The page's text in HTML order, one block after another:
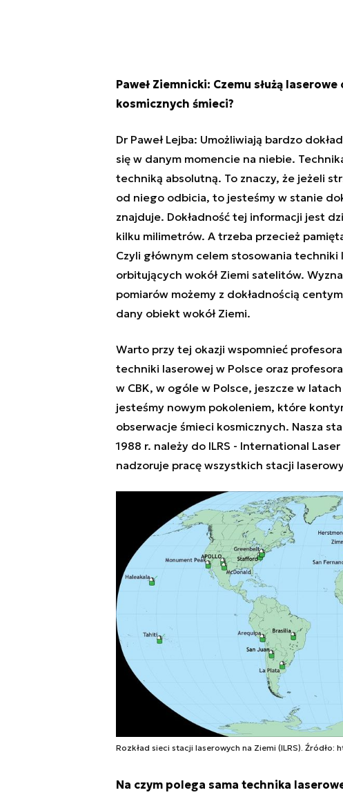
Paweł Ziemnicki: Czemu służą
kosmicznych śmieci?
Dr Paweł Lejba: Umożliwiają bardzo
się w danym momencie na niebie.
techniką absolutną. To znaczy, że jeżeli
od niego odbicia, to jesteśmy w stanie
znajduje. Dokładność tej informacji jest
kilku milimetrów. A trzeba przecież
Czyli głównym celem stosowania
orbitujących wokół Ziemi satelitów.
pomiarów możemy z dokładnością
dany obiekt wokół Ziemi.
Warto przy tej okazji wspomnieć
techniki laserowej w Polsce oraz
w CBK, w ogóle w Polsce, jeszcze w
jesteśmy nowym pokoleniem, które
obserwacje śmieci kosmicznych. Nasza
1988 r. należy do ILRS - International
nadzoruje pracę wszystkich stacji
Rozkład sieci stacji laserowych na Ziemi (ILRS).
Na czym polega sama technika